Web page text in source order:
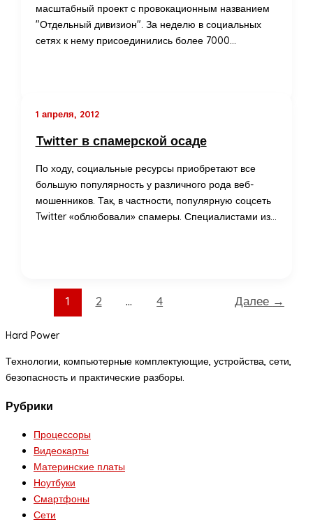
масштабный проект с провокационным названием
"Отдельный дивизион". За неделю в социальных
сетях к нему присоединились более 7000…
1 апреля, 2012
Twitter в спамерской осаде
По ходу, социальные ресурсы приобретают все
большую популярность у различного рода веб-
мошенников. Так, в частности, популярную соцсеть
Twitter «облюбовали» спамеры. Специалистами из…
1 2 … 4 Далее →
Hard Power
Технологии, компьютерные комплектующие, устройства, сети,
безопасность и практические разборы.
Рубрики
Процессоры
Видеокарты
Материнские платы
Ноутбуки
Смартфоны
Сети